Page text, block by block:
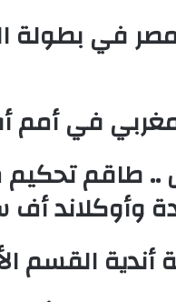
في بطولة
في أمم
.. طاقم
وأوكلاند
القسم